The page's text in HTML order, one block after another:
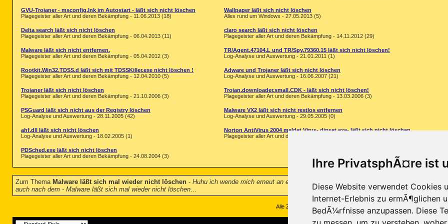
Ihre PrivatsphÃ¤re ist
Diese Website verwendet Cookies
Internet-Erlebnis zu ermÃ¶glichen
BedÃ¼rfnisse anzupassen. Diese
2013-09-20 SDScript.exe (2.2.18.53)
2013-10-15 SDSettings.exe (2.2.25.138)
2013-09-20 SDShred.exe (2.2.18.107)
2013-09-20 SDSysRepair.exe (2.2.18.101)
2013-07-25 SDTray.exe (2.1.21.129)
2013-09-20 SDUpdate.exe (2.2.18.91)
2013-09-20 SDUpdSvc.exe (2.2.18.76)
2013-09-20 SDWelcome.exe (2.2.21.129)
2013-06-19 spybotsd2-translation-frx.exe
2013-11-04 unins000.exe (51.1052.0.0)
2012-08-23 borlndmm.dll (10.0.2288.42451)
2012-09-05 DelZip190.dll (1.9.0.107)
2012-09-10 libeay32.dll (1.0.0.4)
2012-09-10 libssl32.dll (1.0.0.4)
2013-05-16 SDECon32.dll (2.1.18.113)
2013-10-14 SDFileScanLibrary.dll (2.2.25.14)
2013-10-10 SDHook32.dll (2.3.30.2)
2013-10-10 SDHook64.dll (2.3.30.2)
2013-05-16 SDLists.dll (2.1.18.4)
GVU-Trojaner - msconfig.lnk im Autostart - läßt sich nicht löschen
Plagegeister aller Art und deren Bekämpfung - 11.06.2013 (18)
Wallpaper läßt sich nicht löschen
Alles rund um Windows - 27.05.2013 (5)
Delta search läßt sich nicht löschen
Plagegeister aller Art und deren Bekämpfung - 06.04.2013 (11)
claro search läßt sich nicht löschen
Plagegeister aller Art und deren Bekämpfung - 14.11.2012 (29)
Malware läßt sich nicht entfernen.
Plagegeister aller Art und deren Bekämpfung - 05.04.2012 (3)
TR/Agent.47104.L und TR/Spy.79360.15 läßt sich nicht löschen!
Log-Analyse und Auswertung - 21.01.2011 (1)
Rootkit.Win32.TDSS.d läßt sich mit TDSSKiller.exe nicht löschen !
Plagegeister aller Art und deren Bekämpfung - 12.04.2010 (5)
Adware und Trojaner läßt sich nicht löschen
Log-Analyse und Auswertung - 16.06.2007 (21)
Trojaner läßt sich nicht löschen
Plagegeister aller Art und deren Bekämpfung - 21.10.2006 (3)
Trojan.downloader.small.CDK - läßt sich nicht löschen!
Plagegeister aller Art und deren Bekämpfung - 13.03.2006 (3)
PSGuard läßt sich nicht aus der Registry löschen
Log-Analyse und Auswertung - 28.11.2005 (42)
Malware VX2 läßt sich nicht restlos entfernen
Log-Analyse und Auswertung - 29.05.2005 (0)
ahf.dll läßt sich nicht löschen
Log-Analyse und Auswertung - 18.02.2005 (1)
Norton AntiVirus 2004 meldet Virus- dipset.exe- läßt sich nicht löschen
Plagegeister aller Art und deren Bekämpfung - 27.10.2004 (11)
PDSched.exe läßt sich nicht löschen
Plagegeister aller Art und deren Bekämpfung - 24.08.2004 (3)
Zum Thema Malware läßt sich mal wieder nicht löschen - Huhu ich wende mich erneut an euch da mir letzte mal so geduldig geholfen wurde.
auch nach dem - Malware läßt sich mal wieder nicht löschen...
Alle Zeitangaben in WEZ +1. Es ist jetzt